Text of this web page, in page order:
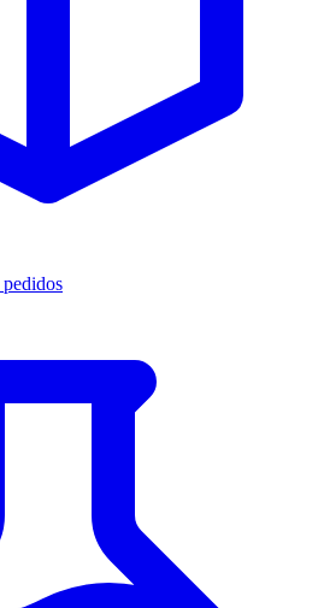
pedidos